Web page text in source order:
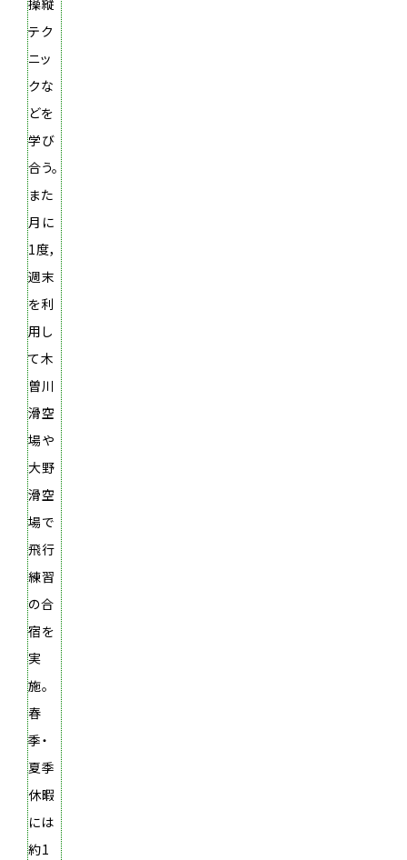
操縦
テク
ニッ
クな
どを
学び
合う。
また
月に
1度，
週末
を利
用し
て木
曽川
滑空
場や
大野
滑空
場で
飛行
練習
の合
宿を
実
施。
春
季・
夏季
休暇
には
約1